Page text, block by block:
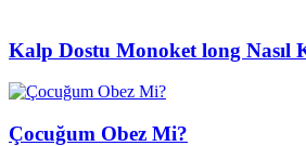
Kalp Dostu Monoket long Nasıl
Çocuğum Obez Mi?